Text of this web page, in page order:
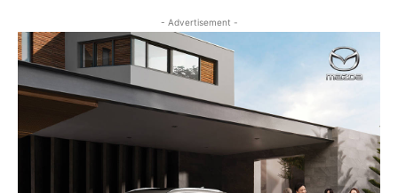
- Advertisement -